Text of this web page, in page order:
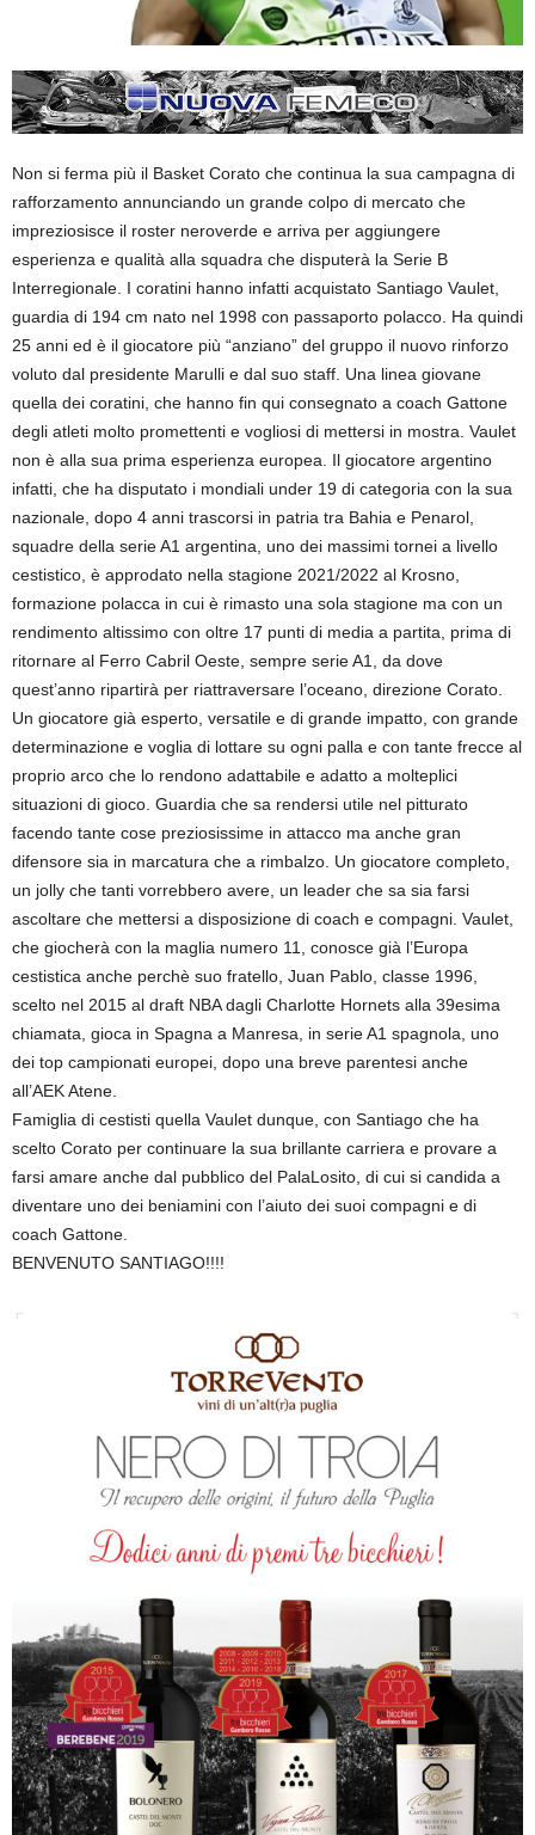
Non si ferma più il Basket Corato che continua la sua campagna di
rafforzamento annunciando un grande colpo di mercato che
impreziosisce il roster neroverde e arriva per aggiungere
esperienza e qualità alla squadra che disputerà la Serie B
Interregionale. I coratini hanno infatti acquistato Santiago Vaulet,
guardia di 194 cm nato nel 1998 con passaporto polacco. Ha quindi
25 anni ed è il giocatore più “anziano” del gruppo il nuovo rinforzo
voluto dal presidente Marulli e dal suo staff. Una linea giovane
quella dei coratini, che hanno fin qui consegnato a coach Gattone
degli atleti molto promettenti e vogliosi di mettersi in mostra. Vaulet
non è alla sua prima esperienza europea. Il giocatore argentino
infatti, che ha disputato i mondiali under 19 di categoria con la sua
nazionale, dopo 4 anni trascorsi in patria tra Bahia e Penarol,
squadre della serie A1 argentina, uno dei massimi tornei a livello
cestistico, è approdato nella stagione 2021/2022 al Krosno,
formazione polacca in cui è rimasto una sola stagione ma con un
rendimento altissimo con oltre 17 punti di media a partita, prima di
ritornare al Ferro Cabril Oeste, sempre serie A1, da dove
quest’anno ripartirà per riattraversare l’oceano, direzione Corato.
Un giocatore già esperto, versatile e di grande impatto, con grande
determinazione e voglia di lottare su ogni palla e con tante frecce al
proprio arco che lo rendono adattabile e adatto a molteplici
situazioni di gioco. Guardia che sa rendersi utile nel pitturato
facendo tante cose preziosissime in attacco ma anche gran
difensore sia in marcatura che a rimbalzo. Un giocatore completo,
un jolly che tanti vorrebbero avere, un leader che sa sia farsi
ascoltare che mettersi a disposizione di coach e compagni. Vaulet,
che giocherà con la maglia numero 11, conosce già l’Europa
cestistica anche perchè suo fratello, Juan Pablo, classe 1996,
scelto nel 2015 al draft NBA dagli Charlotte Hornets alla 39esima
chiamata, gioca in Spagna a Manresa, in serie A1 spagnola, uno
dei top campionati europei, dopo una breve parentesi anche
all’AEK Atene.
Famiglia di cestisti quella Vaulet dunque, con Santiago che ha
scelto Corato per continuare la sua brillante carriera e provare a
farsi amare anche dal pubblico del PalaLosito, di cui si candida a
diventare uno dei beniamini con l’aiuto dei suoi compagni e di
coach Gattone.
BENVENUTO SANTIAGO!!!!